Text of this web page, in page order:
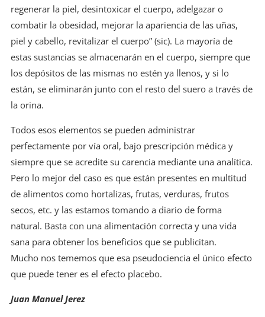
regenerar la piel, desintoxicar el cuerpo, adelgazar o
combatir la obesidad, mejorar la apariencia de las uñas,
piel y cabello, revitalizar el cuerpo” (sic). La mayoría de
estas sustancias se almacenarán en el cuerpo, siempre que
los depósitos de las mismas no estén ya llenos, y si lo
están, se eliminarán junto con el resto del suero a través de
la orina.
Todos esos elementos se pueden administrar
perfectamente por vía oral, bajo prescripción médica y
siempre que se acredite su carencia mediante una analítica.
Pero lo mejor del caso es que están presentes en multitud
de alimentos como hortalizas, frutas, verduras, frutos
secos, etc. y las estamos tomando a diario de forma
natural. Basta con una alimentación correcta y una vida
sana para obtener los beneficios que se publicitan.
Mucho nos tememos que esa pseudociencia el único efecto
que puede tener es el efecto placebo.
Juan Manuel Jerez